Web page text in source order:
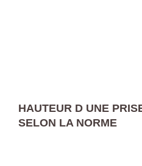
HAUTEUR D UNE
SELON LA NORME